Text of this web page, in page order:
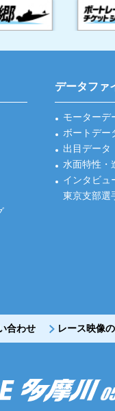
データファ
モーターデ
ボートデー
出目データ
水面特性・
インタビュ
東京支部選
合わせ レース映像